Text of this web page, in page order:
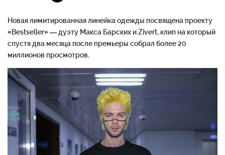
Новая лимитированная линейка одежды посвящена проекту
«Bestseller» — дуэту Макса Барских и Zivert, клип на который
спустя два месяца после премьеры собрал более 20
миллионов просмотров.